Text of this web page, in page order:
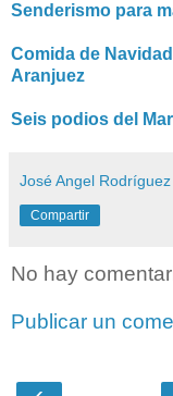
Senderismo para
Comida de
Aranjuez
Seis podios del
José Angel Rodríguez
Compartir
No hay
Publicar un